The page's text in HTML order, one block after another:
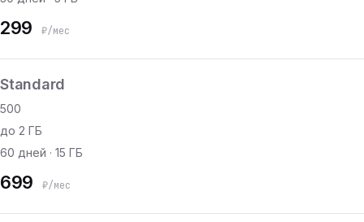
299 ₽/мес
Standard
500
до 2 ГБ
60 дней · 15 ГБ
699 ₽/мес